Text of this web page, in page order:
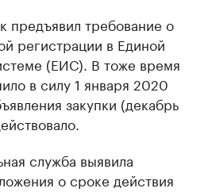
предъявил требование о
регистрации в Единой
(ЕИС). В тоже время
в силу 1 января 2020
закупки (декабрь
служба выявила
о сроке действия